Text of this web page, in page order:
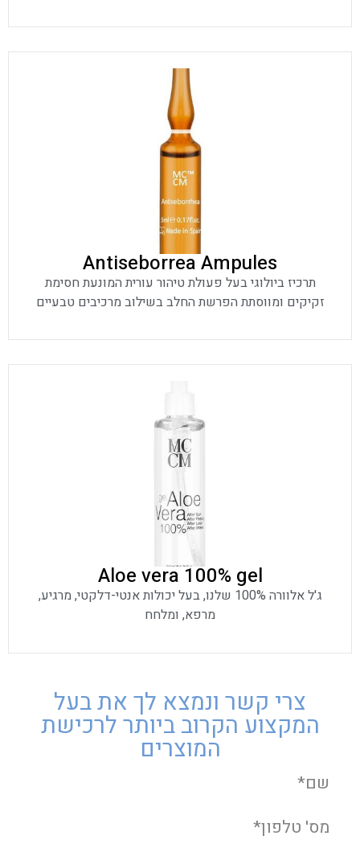
Antiseborrea Ampules
תרכיז ביולוגי בעל פעולת טיהור עורית המונעת חסימת
זקיקים ומווסתת הפרשת החלב בשילוב מרכיבים טבעיים
Aloe vera 100% gel
ג'ל אלוורה 100% שלנו, בעל יכולות אנטי-דלקטי, מרגיע,
מרפא, ומלחח
צרי קשר ונמצא לך את בעל
המקצוע הקרוב ביותר לרכישת
המוצרים